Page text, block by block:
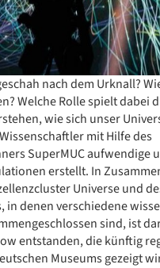
nach dem Urknall?
Welche Rolle spielt dabei
wie sich unser
mit Hilfe des
SuperMUC aufwendige
erstellt. In
Universe und
in denen verschiedene
sind, ist
entstanden, die künftig
Museums gezeigt